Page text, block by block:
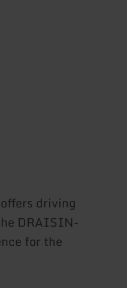
driving
DRAISIN-
for the